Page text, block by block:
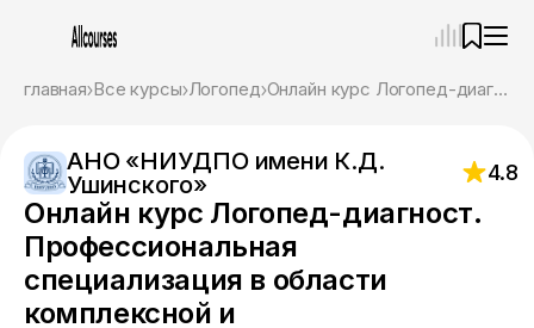
главная Все курсы Логопед Онлайн курс Логопед-диагност. Профессиональная специализация в области комплексной и дифференциальной логопедической диагностики от АНО «НИУДПО имени К.Д. Ушинского»
АНО «НИУДПО имени К.Д.
Ушинского»
4.8
Онлайн курс Логопед-диагност.
Профессиональная
специализация в области
комплексной и
Привет! Я Ваш карьерный навигатор. Подберу
курсы, которые соответствует именно вашим
целям.
Пожалуйста, ответьте на несколько вопросов,
чтобы начать.
Приступим?